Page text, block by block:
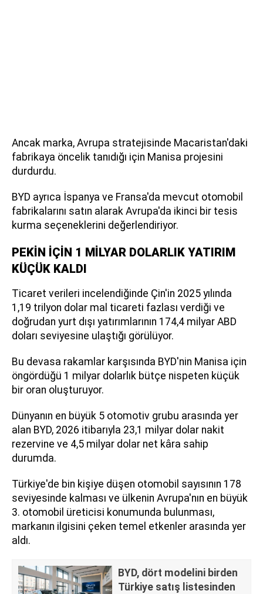
Ancak marka, Avrupa stratejisinde Macaristan'daki
fabrikaya öncelik tanıdığı için Manisa projesini
durdurdu.
BYD ayrıca İspanya ve Fransa'da mevcut otomobil
fabrikalarını satın alarak Avrupa'da ikinci bir tesis
kurma seçeneklerini değerlendiriyor.
PEKİN İÇİN 1 MİLYAR DOLARLIK YATIRIM
KÜÇÜK KALDI
Ticaret verileri incelendiğinde Çin'in 2025 yılında
1,19 trilyon dolar mal ticareti fazlası verdiği ve
doğrudan yurt dışı yatırımlarının 174,4 milyar ABD
doları seviyesine ulaştığı görülüyor.
Bu devasa rakamlar karşısında BYD'nin Manisa için
öngördüğü 1 milyar dolarlık bütçe nispeten küçük
bir oran oluşturuyor.
Dünyanın en büyük 5 otomotiv grubu arasında yer
alan BYD, 2026 itibarıyla 23,1 milyar dolar nakit
rezervine ve 4,5 milyar dolar net kâra sahip
durumda.
Türkiye'de bin kişiye düşen otomobil sayısının 178
seviyesinde kalması ve ülkenin Avrupa'nın en büyük
3. otomobil üreticisi konumunda bulunması,
markanın ilgisini çeken temel etkenler arasında yer
aldı.
BYD, dört modelini birden
Türkiye satış listesinden